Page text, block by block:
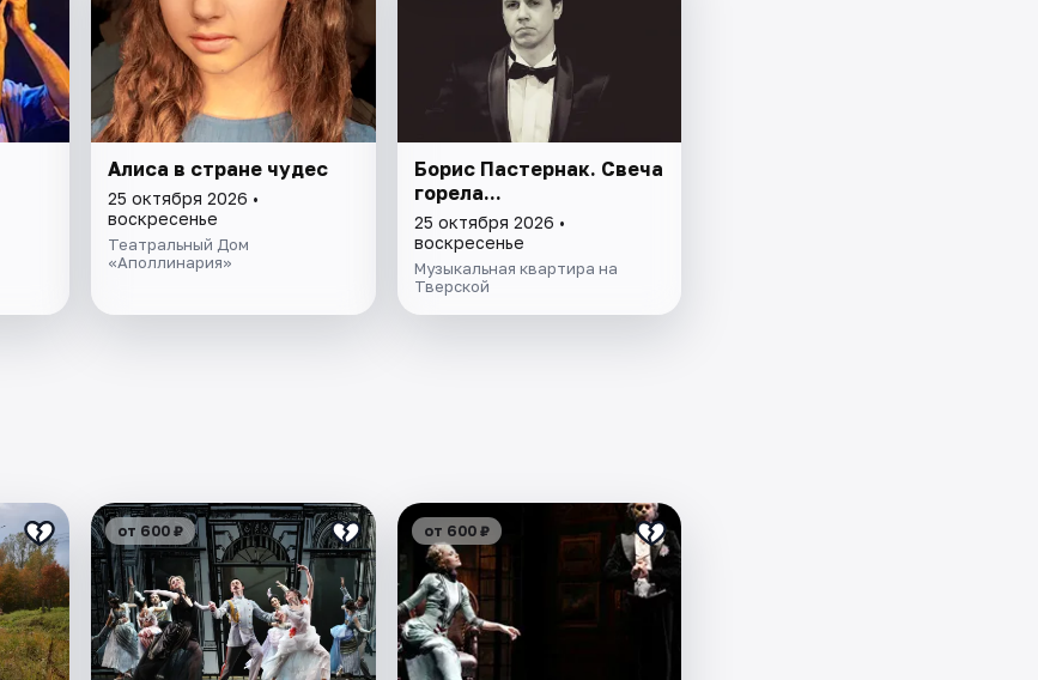
Алиса в стране чудес
25 октября 2026 •
воскресенье
Театральный Дом
«Аполлинария»
Борис Пастернак. Свеча
горела...
25 октября 2026 •
воскресенье
Музыкальная квартира на
Тверской
от 600 ₽ от 600 ₽